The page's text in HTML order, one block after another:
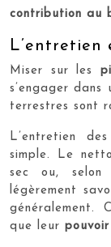
contribution au
L’entretien
Miser sur les
s’engager
terrestres sont
L’entretien
simple. Le
sec ou,
légèrement
généralement.
que leur